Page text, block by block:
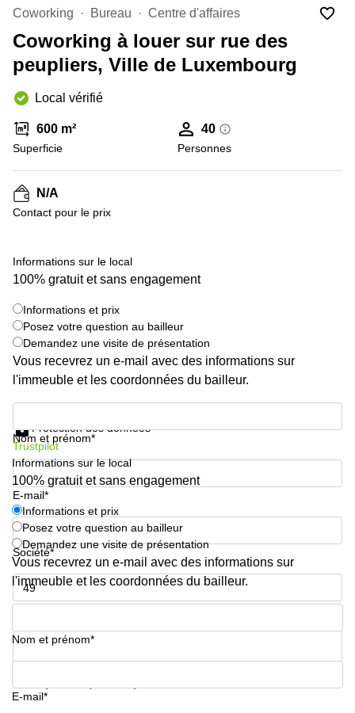
Сoworking
Esch-sur-
Alzette
Sandweiler
Bureaux
Esch-
sur-
Alzette
Bureaux
Sandweiler
Centres
Bertrange
Esch-
sur-
Alzette
Centres
Sandweiler
Coworking Bureau Centre d'affaires
Coworking à louer sur rue des
peupliers, Ville de Luxembourg
Local vérifié
600 m²
Superficie
40
Personnes
N/A
Contact pour le prix
Informations sur le local
100% gratuit et sans engagement
Informations et prix
Posez votre question au bailleur
Demandez une visite de présentation
Vous recevrez un e-mail avec des informations sur
l'immeuble et les coordonnées du bailleur.
Nom et prénom*
E-mail*
Société*
Numéro de téléphone*
Protection des données
Trustpilot
Informations sur le local
100% gratuit et sans engagement
Informations et prix
Posez votre question au bailleur
Demandez une visite de présentation
Vous recevrez un e-mail avec des informations sur
l'immeuble et les coordonnées du bailleur.
Nom et prénom*
E-mail*